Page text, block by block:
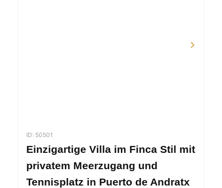
ID: 50501
Einzigartige Villa im Finca Stil mit
privatem Meerzugang und
Tennisplatz in Puerto de Andratx